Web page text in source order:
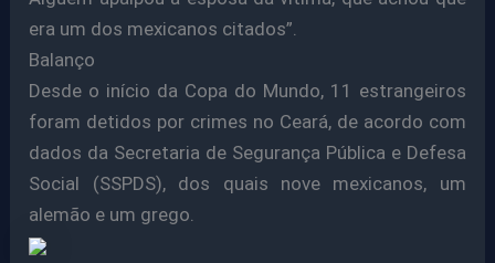
era um dos mexicanos citados”.
Balanço
Desde o início da Copa do Mundo, 11 estrangeiros
foram detidos por crimes no Ceará, de acordo com
dados da Secretaria de Segurança Pública e Defesa
Social (SSPDS), dos quais nove mexicanos, um
alemão e um grego.